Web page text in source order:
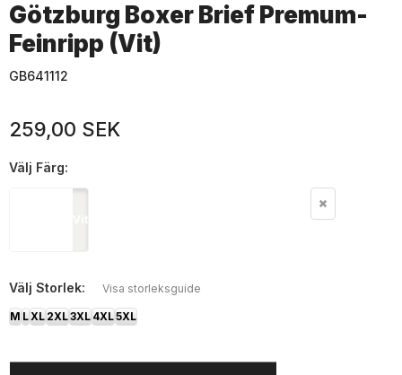
Götzburg Boxer Brief Premum-
Feinripp (Vit)
GB641112
259,00 SEK
Välj Färg:
Vit
Välj Storlek: Visa storleksguide
M LXL 2XL3XL 4XL5XL